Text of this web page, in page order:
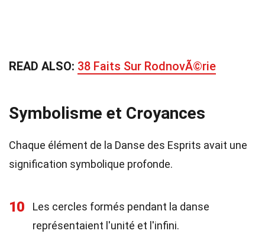
READ ALSO: 38 Faits Sur RodnovÃ©rie
Symbolisme et Croyances
Chaque élément de la Danse des Esprits avait une
signification symbolique profonde.
10
Les cercles formés pendant la danse
représentaient l'unité et l'infini.